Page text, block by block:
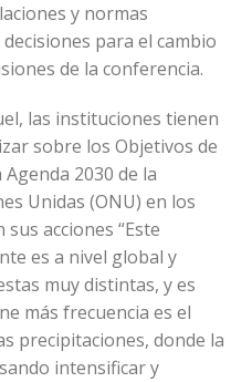
y normas
para el cambio
de la conferencia.
las instituciones tienen
sobre los Objetivos de
2030 de la
Unidas (ONU) en los
acciones “Este
es a nivel global y
muy distintas, y es
más frecuencia es el
precipitaciones, donde la
intensificar y